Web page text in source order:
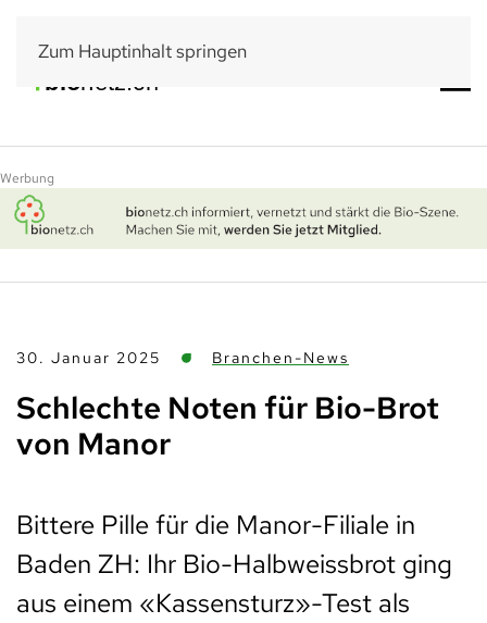
Zum Hauptinhalt springen
Werbung
30. Januar 2025 Branchen-News
Schlechte Noten für Bio-Brot
von Manor
Bittere Pille für die Manor-Filiale in
Baden ZH: Ihr Bio-Halbweissbrot ging
aus einem «Kassensturz»-Test als